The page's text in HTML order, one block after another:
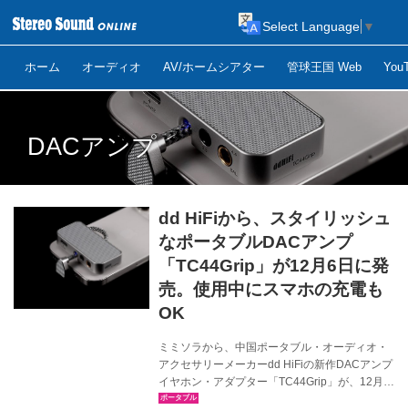
ホーム オーディオ AV/ホームシアター 管球王国 Web
Select Language ▼
DACアンプ
dd HiFiから、スタイリッシュ
なポータブルDACアンプ
「TC44Grip」が12月6日に発
売。使用中にスマホの充電も
OK
ミミソラから、中国ポータブル・オーディオ・
アクセサリーメーカーdd HiFiの新作DACアンプ
イヤホン・アダプター「TC44Grip」が、12月6
日に発売される。価格はオープンで、想定市場